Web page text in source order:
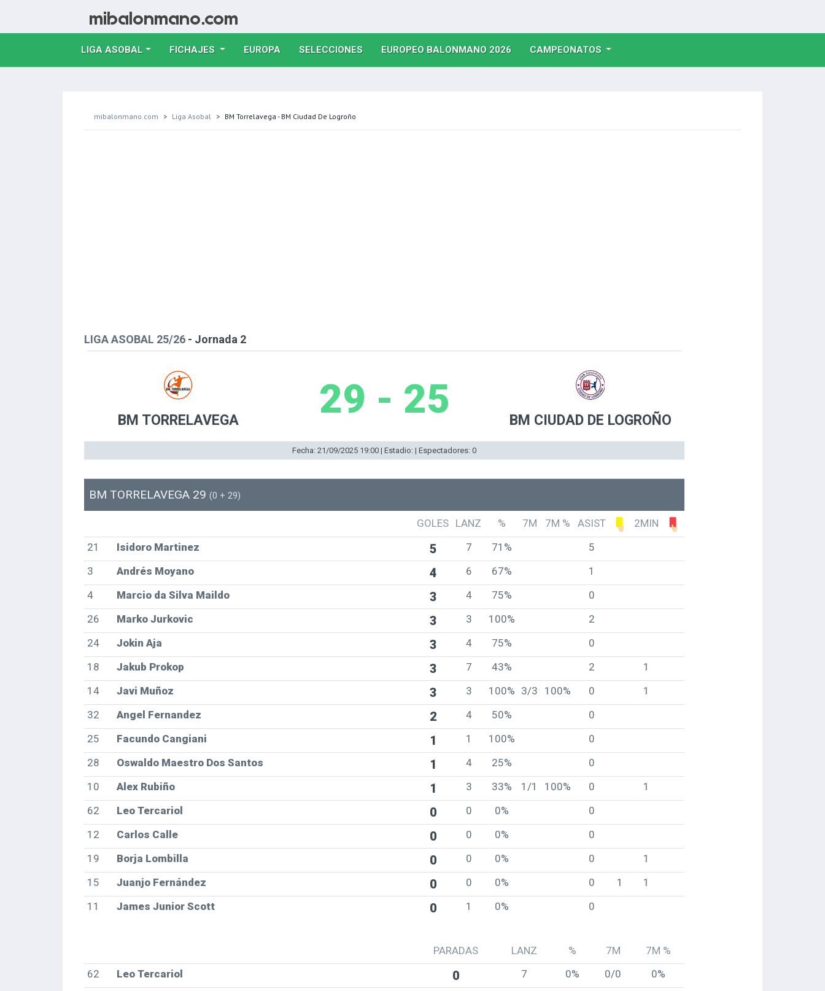
LIGA ASOBAL FICHAJES EUROPA(CURRENT)
SELECCIONES(CURRENT)
EUROPEO BALONMANO 2026(CURRENT)
CAMPEONATOS
mibalonmano.com Liga Asobal BM Torrelavega - BM Ciudad De Logroño
LIGA ASOBAL 25/26 - Jornada 2
BM TORRELAVEGA 29 - 25 BM CIUDAD DE LOGROÑO
Fecha: 21/09/2025 19:00 | Estadio: | Espectadores: 0
BM TORRELAVEGA 29 (0 + 29)
GOLES LANZ % 7M 7M % ASIST
2MIN
21
Isidoro Martinez 5 7 71%
5
3
Andrés Moyano 4 6 67%
1
4
Marcio da Silva Maildo 3 4 75%
0
26
Marko Jurkovic 3 3 100%
2
24
Jokin Aja 3 4 75%
0
18
Jakub Prokop 3 7 43% 2
1
14
Javi Muñoz 3 3 100% 3/3 100% 0
1
32
Angel Fernandez 2 4 50%
0
25
Facundo Cangiani 1 1 100%
0
28
Oswaldo Maestro Dos Santos 1 4 25%
0
10
Alex Rubiño 1 3 33% 1/1 100% 0
1
62
Leo Tercariol 0 0 0%
0
12
Carlos Calle 0 0 0%
0
19
Borja Lombilla 0 0 0% 0
1
15
Juanjo Fernández 0 0 0% 0 1
1
11
James Junior Scott 0 1 0% 0
PARADAS LANZ % 7M
7M %
62
Leo Tercariol 0 7 0% 0/0
0%